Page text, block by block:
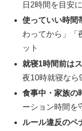
日2時間を目安
使っていい時間
わってから」「
ット
就寝1時間前は
夜10時就寝なら
食事中・家族の
ーション時間を
ルール違反のペ